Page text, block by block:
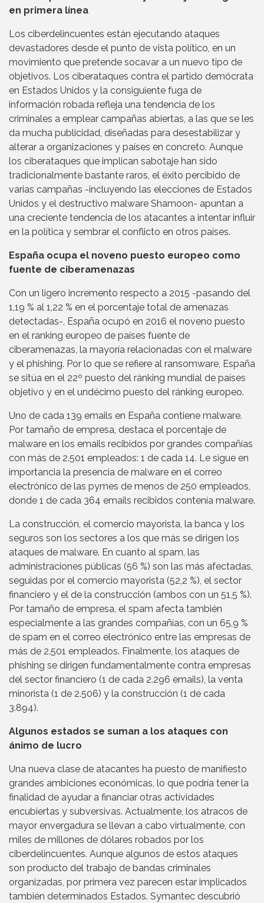
en primera línea
Los ciberdelincuentes están ejecutando ataques
devastadores desde el punto de vista político, en un
movimiento que pretende socavar a un nuevo tipo de
objetivos. Los ciberataques contra el partido demócrata
en Estados Unidos y la consiguiente fuga de
información robada refleja una tendencia de los
criminales a emplear campañas abiertas, a las que se les
da mucha publicidad, diseñadas para desestabilizar y
alterar a organizaciones y países en concreto. Aunque
los ciberataques que implican sabotaje han sido
tradicionalmente bastante raros, el éxito percibido de
varias campañas -incluyendo las elecciones de Estados
Unidos y el destructivo malware Shamoon- apuntan a
una creciente tendencia de los atacantes a intentar influir
en la política y sembrar el conflicto en otros países.
España ocupa el noveno puesto europeo como
fuente de ciberamenazas
Con un ligero incremento respecto a 2015 -pasando del
1,19 % al 1,22 % en el porcentaje total de amenazas
detectadas-, España ocupó en 2016 el noveno puesto
en el ranking europeo de países fuente de
ciberamenazas, la mayoría relacionadas con el malware
y el phishing. Por lo que se refiere al ransomware, España
se sitúa en el 22º puesto del ránking mundial de países
objetivo y en el undécimo puesto del ránking europeo.
Uno de cada 139 emails en España contiene malware.
Por tamaño de empresa, destaca el porcentaje de
malware en los emails recibidos por grandes compañías
con más de 2.501 empleados: 1 de cada 14. Le sigue en
importancia la presencia de malware en el correo
electrónico de las pymes de menos de 250 empleados,
donde 1 de cada 364 emails recibidos contenía malware.
La construcción, el comercio mayorista, la banca y los
seguros son los sectores a los que más se dirigen los
ataques de malware. En cuanto al spam, las
administraciones públicas (56 %) son las más afectadas,
seguidas por el comercio mayorista (52,2 %), el sector
financiero y el de la construcción (ambos con un 51,5 %).
Por tamaño de empresa, el spam afecta también
especialmente a las grandes compañías, con un 65,9 %
de spam en el correo electrónico entre las empresas de
más de 2.501 empleados. Finalmente, los ataques de
phishing se dirigen fundamentalmente contra empresas
del sector financiero (1 de cada 2.296 emails), la venta
minorista (1 de 2.506) y la construcción (1 de cada
3.894).
Algunos estados se suman a los ataques con
ánimo de lucro
Una nueva clase de atacantes ha puesto de manifiesto
grandes ambiciones económicas, lo que podría tener la
finalidad de ayudar a financiar otras actividades
encubiertas y subversivas. Actualmente, los atracos de
mayor envergadura se llevan a cabo virtualmente, con
miles de millones de dólares robados por los
ciberdelincuentes. Aunque algunos de estos ataques
son producto del trabajo de bandas criminales
organizadas, por primera vez parecen estar implicados
también determinados Estados. Symantec descubrió